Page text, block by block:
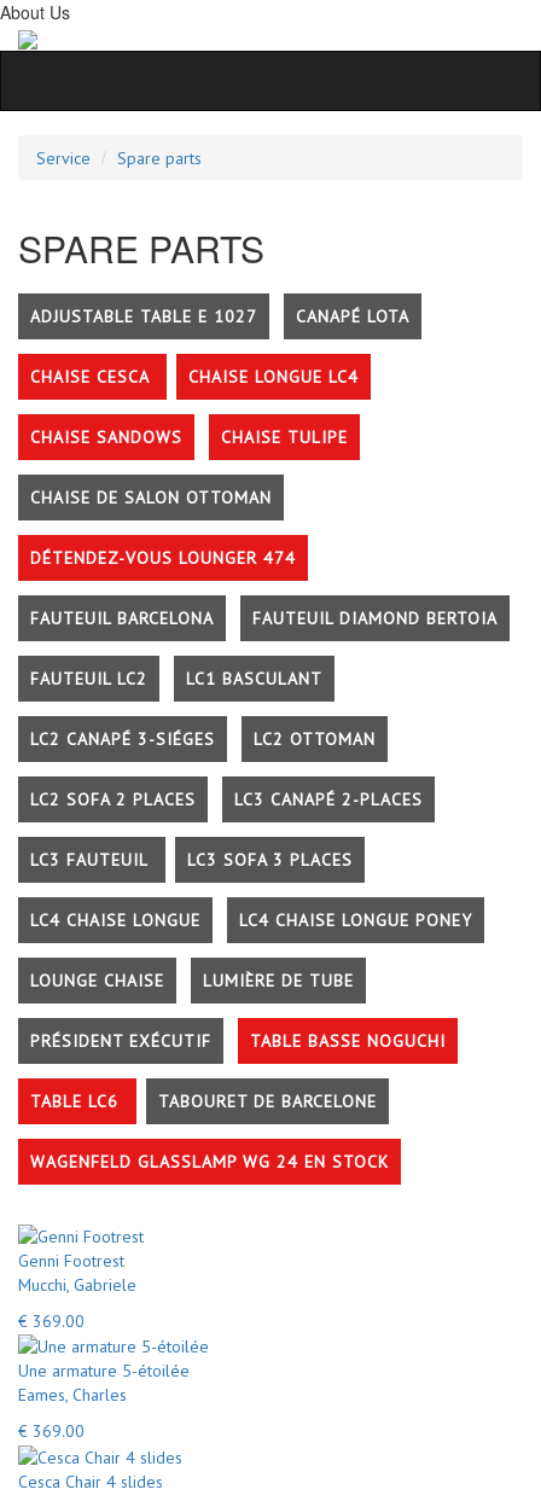
About Us
Service Spare parts
SPARE PARTS
ADJUSTABLE TABLE E 1027 CANAPÉ LOTA
CHAISE CESCA CHAISE LONGUE LC4
CHAISE SANDOWS CHAISE TULIPE
CHAISE DE SALON OTTOMAN
DÉTENDEZ-VOUS LOUNGER 474
FAUTEUIL BARCELONA FAUTEUIL DIAMOND BERTOIA
FAUTEUIL LC2 LC1 BASCULANT
LC2 CANAPÉ 3-SIÉGES LC2 OTTOMAN
LC2 SOFA 2 PLACES LC3 CANAPÉ 2-PLACES
LC3 FAUTEUIL LC3 SOFA 3 PLACES
LC4 CHAISE LONGUE LC4 CHAISE LONGUE PONEY
LOUNGE CHAISE LUMIÈRE DE TUBE
PRÉSIDENT EXÉCUTIF TABLE BASSE NOGUCHI
TABLE LC6 TABOURET DE BARCELONE
WAGENFELD GLASSLAMP WG 24 EN STOCK
Genni Footrest
Mucchi, Gabriele
€ 369.00
Une armature 5-étoilée
Eames, Charles
€ 369.00
Cesca Chair 4 slides